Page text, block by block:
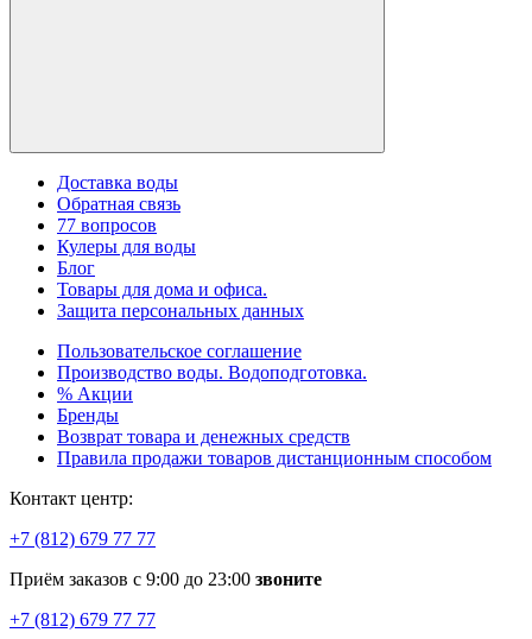
Доставка воды
Обратная связь
77 вопросов
Кулеры для воды
Блог
Товары для дома и офиса.
Защита персональных данных
Пользовательское соглашение
Производство воды. Водоподготовка.
% Акции
Бренды
Возврат товара и денежных средств
Правила продажи товаров дистанционным способом
Контакт центр:
+7 (812) 679 77 77
Приём заказов с 9:00 до 23:00 звоните
+7 (812) 679 77 77